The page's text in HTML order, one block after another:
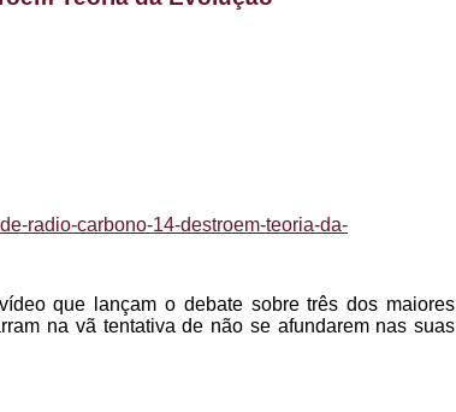
radio-carbono-14-destroem-teoria-da-
que lançam o debate sobre três dos maiores
na vã tentativa de não se afundarem nas suas